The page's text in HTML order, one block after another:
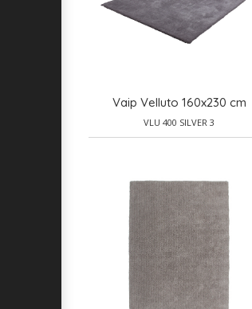
Vaip Velluto 160x230 cm
VLU 400 SILVER 3